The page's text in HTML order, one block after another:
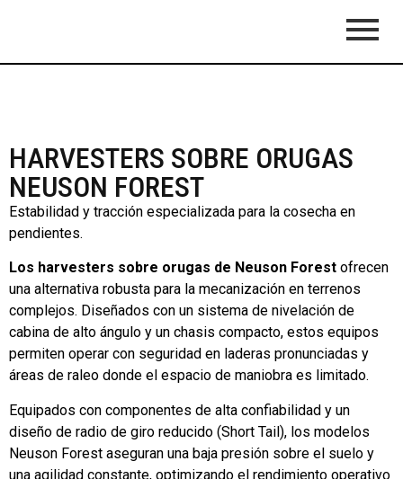
HARVESTERS SOBRE ORUGAS
NEUSON FOREST
Estabilidad y tracción especializada para la cosecha en
pendientes.
Los harvesters sobre orugas de Neuson Forest ofrecen
una alternativa robusta para la mecanización en terrenos
complejos. Diseñados con un sistema de nivelación de
cabina de alto ángulo y un chasis compacto, estos equipos
permiten operar con seguridad en laderas pronunciadas y
áreas de raleo donde el espacio de maniobra es limitado.
Equipados con componentes de alta confiabilidad y un
diseño de radio de giro reducido (Short Tail), los modelos
Neuson Forest aseguran una baja presión sobre el suelo y
una agilidad constante, optimizando el rendimiento operativo